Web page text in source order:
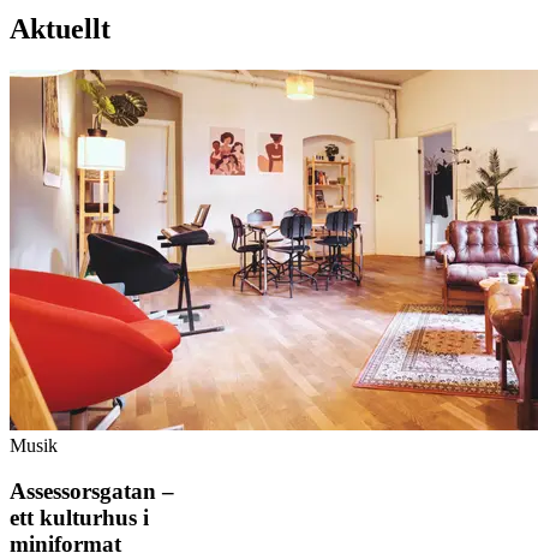
Aktuellt
Musik
Assessorsgatan –
ett kulturhus i
miniformat